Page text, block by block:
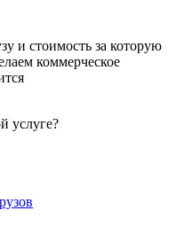
и стоимость за которую
коммерческое
услуге?